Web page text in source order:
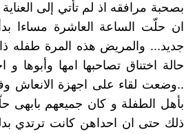
بصحبة مرافقه اذ لم تأتي إلى
ان حلّت الساعة العاشرة مساءا
جديد... والمريض هذه المرة طفله
حالة اختناق تصاحبها امها وأبوها
..وضعت لقاء على اجهزة الانعاش
بأهل الطفلة و كان جميعهم بابهى
ذلك حتى ان احداهن كانت ترتدي